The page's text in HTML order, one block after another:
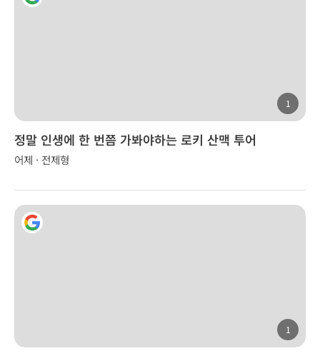
1
정말 인생에 한 번쯤 가봐야하는 로키 산맥 투어
어제 · 전제형
1